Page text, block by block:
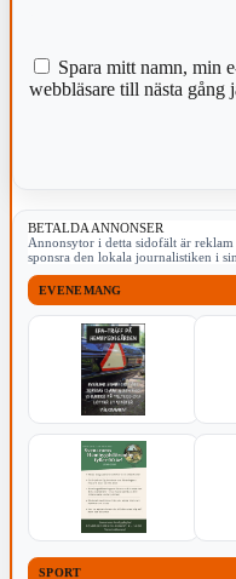
Spara mitt namn, min
webbläsare till nästa gång
BETALDA ANNONSER
Annonsytor i detta sidofält är
sponsra den lokala journalistiken i
EVENEMANG
SPORT